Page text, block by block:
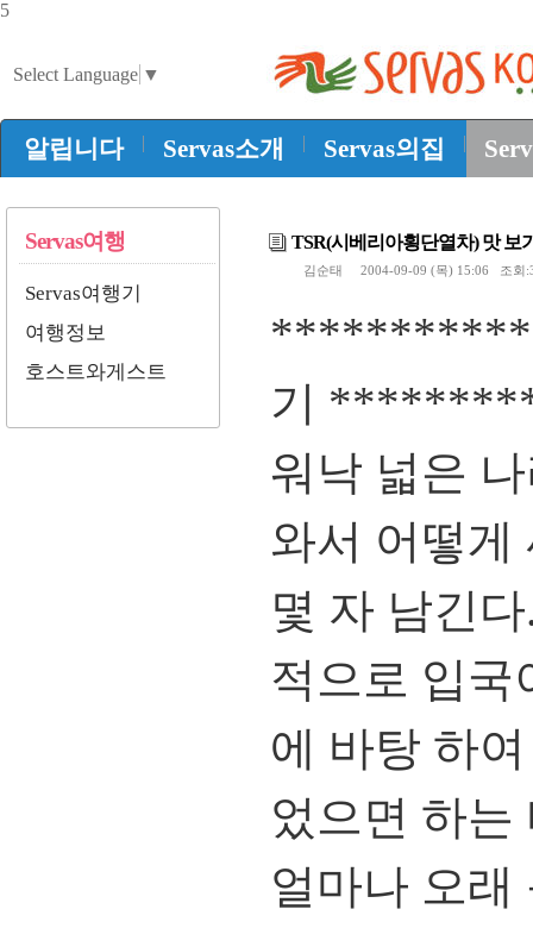
5
Select Language ▼
알립니다 | Servas소개 | Servas의집 |
Servas여행
Servas여행기
여행정보
호스트와게스트
TSR(시베리아횡단열차) 맛 보
김순태 2004-09-09 (목) 15:06 조회
기
워낙 넓은
와서 어떻게
몇 자 남긴
적으로 입국
에 바탕 하
었으면 하는
얼마나 오래